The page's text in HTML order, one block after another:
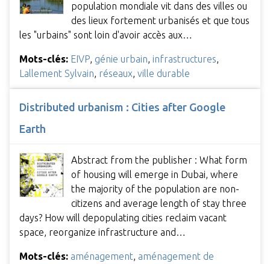
population mondiale vit dans des villes ou
des lieux fortement urbanisés et que tous
les "urbains" sont loin d'avoir accès aux…
Mots-clés: EIVP, génie urbain, infrastructures,
Lallement Sylvain, réseaux, ville durable
Distributed urbanism : Cities after Google
Earth
Abstract from the publisher : What form
of housing will emerge in Dubai, where
the majority of the population are non-
citizens and average length of stay three
days? How will depopulating cities reclaim vacant
space, reorganize infrastructure and…
Mots-clés: aménagement aménagement de